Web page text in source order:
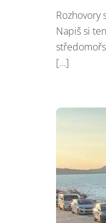
Rozhovory
Napiš si
[…]